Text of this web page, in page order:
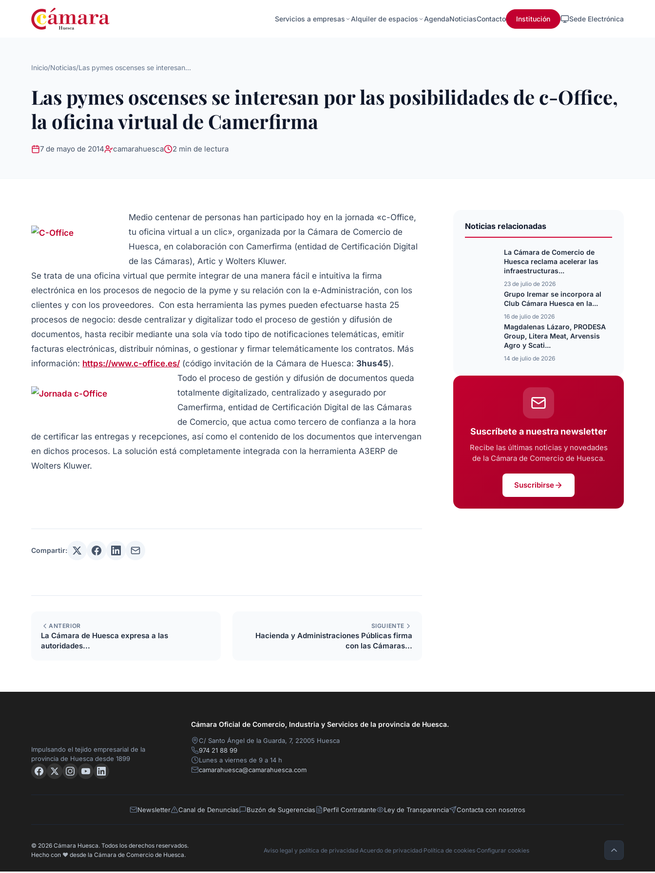
Servicios a empresas Alquiler de espacios AgendaNoticiasContacto Institución Sede Electrónica
Inicio/Noticias/Las pymes oscenses se interesan...
Las pymes oscenses se interesan por las posibilidades de c-Office,
la oficina virtual de Camerfirma
7 de mayo de 2014 camarahuesca 2 min de lectura
Medio centenar de personas han participado hoy en la jornada «c-Office,
tu oficina virtual a un clic», organizada por la Cámara de Comercio de
Huesca, en colaboración con Camerfirma (entidad de Certificación Digital
de las Cámaras), Artic y Wolters Kluwer.
Se trata de una oficina virtual que permite integrar de una manera fácil e intuitiva la firma
electrónica en los procesos de negocio de la pyme y su relación con la e-Administración, con los
clientes y con los proveedores. Con esta herramienta las pymes pueden efectuarse hasta 25
procesos de negocio: desde centralizar y digitalizar todo el proceso de gestión y difusión de
documentos, hasta recibir mediante una sola vía todo tipo de notificaciones telemáticas, emitir
facturas electrónicas, distribuir nóminas, o gestionar y firmar telemáticamente los contratos. Más
información: https://www.c-office.es/ (código invitación de la Cámara de Huesca: 3hus45).
Todo el proceso de gestión y difusión de documentos queda
totalmente digitalizado, centralizado y asegurado por
Camerfirma, entidad de Certificación Digital de las Cámaras
de Comercio, que actua como tercero de confianza a la hora
de certificar las entregas y recepciones, así como el contenido de los documentos que intervengan
en dichos procesos. La solución está completamente integrada con la herramienta A3ERP de
Wolters Kluwer.
Compartir:
ANTERIOR
La Cámara de Huesca expresa a las
autoridades...
SIGUIENTE
Hacienda y Administraciones Públicas firma
con las Cámaras...
Noticias relacionadas
La Cámara de Comercio de
Huesca reclama acelerar las
infraestructuras...
23 de julio de 2026
Grupo Iremar se incorpora al
Club Cámara Huesca en la...
16 de julio de 2026
Magdalenas Lázaro, PRODESA
Group, Litera Meat, Arvensis
Agro y Scati...
14 de julio de 2026
Suscríbete a nuestra newsletter
Recibe las últimas noticias y novedades
de la Cámara de Comercio de Huesca.
Suscribirse
Impulsando el tejido empresarial de la
provincia de Huesca desde 1899
Cámara Oficial de Comercio, Industria y Servicios de la provincia de Huesca.
C/ Santo Ángel de la Guarda, 7, 22005 Huesca
974 21 88 99
Lunes a viernes de 9 a 14 h
camarahuesca@camarahuesca.com
Newsletter Canal de Denuncias Buzón de Sugerencias Perfil Contratante Ley de Transparencia Contacta con nosotros
© 2026 Cámara Huesca. Todos los derechos reservados.
Hecho con ❤️ desde la Cámara de Comercio de Huesca.
Aviso legal y política de privacidad·Acuerdo de privacidad·Política de cookies·Configurar cookies